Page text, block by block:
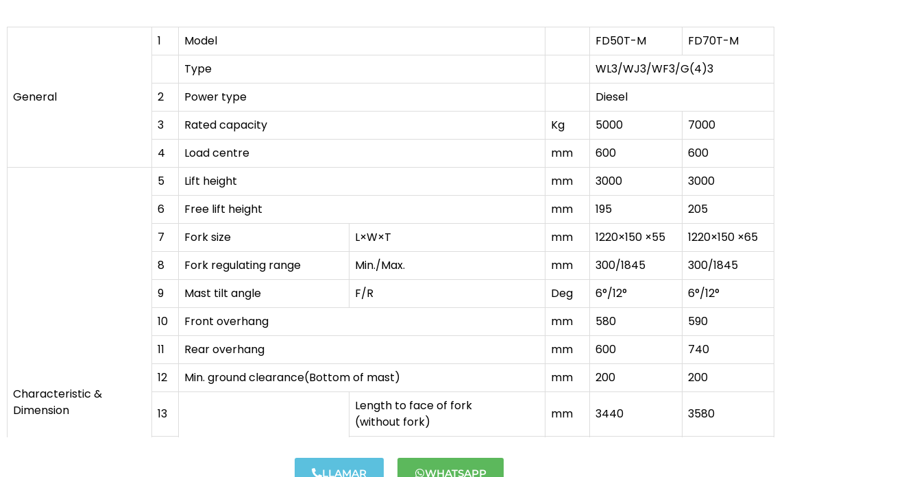
General
1 Model FD50T-M
FD70T-M
Type
WL3/WJ3/WF3/G(4)3
2
Power type
Diesel
3
Rated capacity Kg 5000
7000
4
Load centre mm 600 600
Characteristic &
Dimension
5 Lift height mm 3000
3000
6
Free lift height mm 195
205
7
Fork size L×W×T mm 1220×150 ×55
1220×150 ×65
8
Fork regulating range Min./Max. mm 300/1845
300/1845
9
Mast tilt angle F/R Deg 6°/12°
6°/12°
10
Front overhang mm 580
590
11
Rear overhang mm 600
740
12
Min. ground clearance(Bottom of mast) mm 200 200
13
Length to face of fork
(without fork)
mm 3440 3580
LLAMAR WHATSAPP